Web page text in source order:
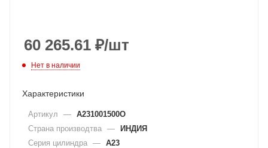
60 265.61 ₽/шт
Нет в наличии
Характеристики
Артикул — A231001500O
Страна производтва — ИНДИЯ
Серия цилиндра — A23